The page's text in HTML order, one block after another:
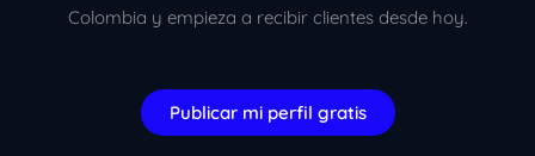
Colombia y empieza a recibir clientes desde hoy.
Publicar mi perfil gratis
xImenA